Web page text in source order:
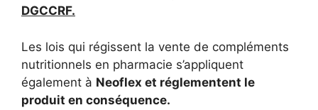
DGCCRF.
Les lois qui régissent la vente de compléments
nutritionnels en pharmacie s’appliquent
également à Neoflex et réglementent le
produit en conséquence.